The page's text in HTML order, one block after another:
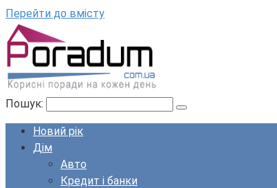
Перейти до вмісту
Пошук:
Новий рік
Дім
Авто
Кредит і банки